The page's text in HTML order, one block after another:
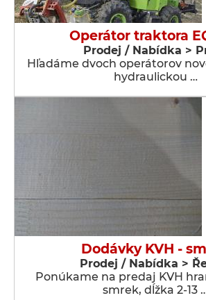
Operátor traktora
Prodej / Nabídka >
Hľadáme dvoch operátorov
hydraulickou …
Dodávky KVH -
Prodej / Nabídka >
Ponúkame na predaj KVH
smrek, dĺžka 2-13